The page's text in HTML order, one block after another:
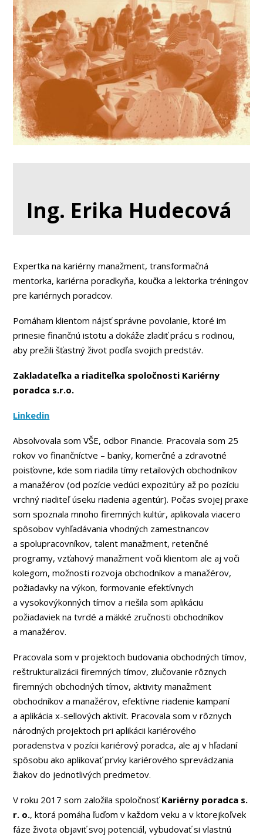
Ing. Erika Hudecová
Expertka na kariérny manažment, transformačná
mentorka, kariérna poradkyňa, koučka a lektorka tréningov
pre kariérnych poradcov.
Pomáham klientom nájsť správne povolanie, ktoré im
prinesie finančnú istotu a dokáže zladiť prácu s rodinou,
aby prežili šťastný život podľa svojich predstáv.
Zakladateľka a riaditeľka spoločnosti Kariérny
poradca s.r.o.
Linkedin
Absolvovala som VŠE, odbor Financie. Pracovala som 25
rokov vo finančníctve – banky, komerčné a zdravotné
poisťovne, kde som riadila tímy retailových obchodníkov
a manažérov (od pozície vedúci expozitúry až po pozíciu
vrchný riaditeľ úseku riadenia agentúr). Počas svojej praxe
som spoznala mnoho firemných kultúr, aplikovala viacero
spôsobov vyhľadávania vhodných zamestnancov
a spolupracovníkov, talent manažment, retenčné
programy, vzťahový manažment voči klientom ale aj voči
kolegom, možnosti rozvoja obchodníkov a manažérov,
požiadavky na výkon, formovanie efektívnych
a vysokovýkonných tímov a riešila som aplikáciu
požiadaviek na tvrdé a mäkké zručnosti obchodníkov
a manažérov.
Pracovala som v projektoch budovania obchodných tímov,
reštrukturalizácii firemných tímov, zlučovanie rôznych
firemných obchodných tímov, aktivity manažment
obchodníkov a manažérov, efektívne riadenie kampaní
a aplikácia x-sellových aktivít. Pracovala som v rôznych
národných projektoch pri aplikácii kariérového
poradenstva v pozícii kariérový poradca, ale aj v hľadaní
spôsobu ako aplikovať prvky kariérového sprevádzania
žiakov do jednotlivých predmetov.
V roku 2017 som založila spoločnosťKariérny poradca s.
r. o., ktorá pomáha ľuďom v každom veku a v ktorejkoľvek
fáze života objaviť svoj potenciál, vybudovať si vlastnú